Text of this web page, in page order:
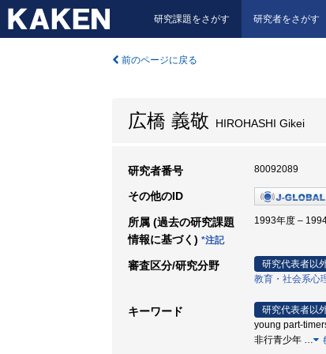
研究課題をさがす 研究者をさがす
前のページに戻る
広橋 義敬 HIROHASHI Gikei
研究者番号 80092089
その他のID
所属 (過去の研究課題
情報に基づく) *注記
1993年度 –
審査区分/研究分野
研究代表者以
教育・社会系心
キーワード
研究代表者以
young part-
非行青少年 …